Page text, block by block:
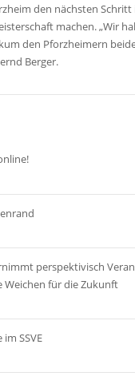
den nächsten
machen. „Wir
den Pforzheimern
Berger.
perspektivisch
Weichen für die Zukunft
SSVE